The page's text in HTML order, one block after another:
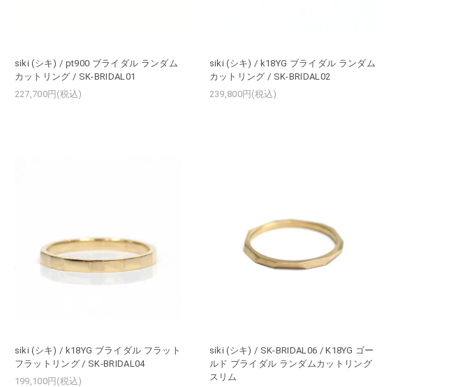
siki (シキ) / pt900 ブライダル ランダム
カットリング / SK-BRIDAL01
227,700円(税込)
siki (シキ) / k18YG ブライダル ランダム
カットリング / SK-BRIDAL02
239,800円(税込)
siki (シキ) / k18YG ブライダル フラット
フラットリング / SK-BRIDAL04
199,100円(税込)
siki (シキ) / SK-BRIDAL06 / K18YG ゴー
ルド ブライダル ランダムカットリング
スリム